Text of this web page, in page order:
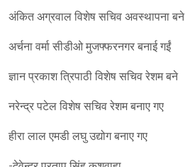
अंकित अग्रवाल विशेष सचिव अवस्थापना बने
अर्चना वर्मा सीडीओ मुजफ्फरनगर बनाई गईं
ज्ञान प्रकाश त्रिपाठी विशेष सचिव रेशम बने
नरेन्द्र पटेल विशेष सचिव रेशम बनाए गए
हीरा लाल एमडी लघु उद्योग बनाए गए